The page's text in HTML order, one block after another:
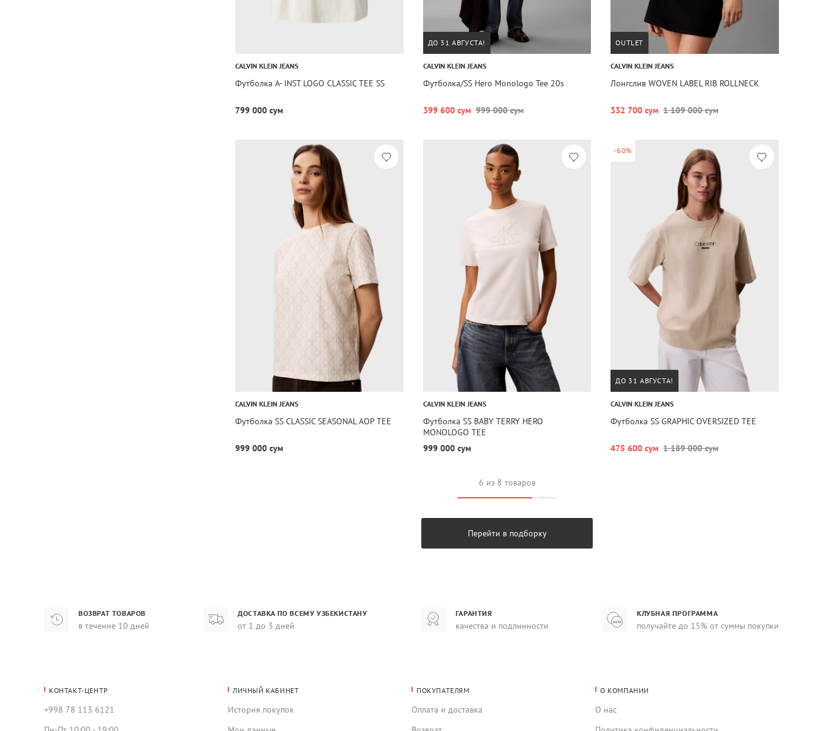
CALVIN KLEIN JEANS
Футболка A- INST LOGO CLASSIC TEE SS
799 000 сум
ДО 31 АВГУСТА!
CALVIN KLEIN JEANS
Футболка/SS Hero Monologo Tee 20s
399 600 сум 999 000 сум
OUTLET
CALVIN KLEIN JEANS
Лонгслив WOVEN LABEL RIB ROLLNECK
332 700 сум 1 109 000 сум
CALVIN KLEIN JEANS
Футболка SS CLASSIC SEASONAL AOP TEE
999 000 сум
CALVIN KLEIN JEANS
Футболка SS BABY TERRY HERO
MONOLOGO TEE
999 000 сум
-60%
ДО 31 АВГУСТА!
CALVIN KLEIN JEANS
Футболка SS GRAPHIC OVERSIZED TEE
475 600 сум 1 189 000 сум
6 из 8 товаров
Перейти в подборку
ВОЗВРАТ ТОВАРОВ
в течение 10 дней
ДОСТАВКА ПО ВСЕМУ УЗБЕКИСТАНУ
от 1 до 3 дней
ГАРАНТИЯ
качества и подлинности
КЛУБНАЯ ПРОГРАММА
получайте до 15% от суммы покупки
КОНТАКТ-ЦЕНТР
+998 78 113 6121
ЛИЧНЫЙ КАБИНЕТ
История покупок
ПОКУПАТЕЛЯМ
Оплата и доставка
О КОМПАНИИ
О нас